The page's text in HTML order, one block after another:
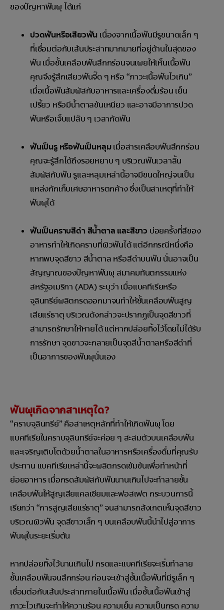
ของปัญหาฟันผุ ได้แก่
ปวดฟันหรือเสียวฟัน เนื่องจากเนื้อฟันมีรูขนาดเล็ก ๆ
ที่เชื่อมต่อกับเส้นประสาทมากมายที่อยู่ด้านในสุดของ
ฟัน เมื่อชั้นเคลือบฟันสึกกร่อนจนเผยให้เห็นเนื้อฟัน
คุณจึงรู้สึกเสียวฟันจี๊ด ๆ หรือ “ภาวะเนื้อฟันไวเกิน”
เมื่อเนื้อฟันสัมผัสกับอาหารและเครื่องดื่มร้อน เย็น
เปรี้ยว หรือมีน้ำตาลข้นเหนียว และอาจมีอาการปวด
ฟันหรือเจ็บแปล๊บ ๆ เวลากัดฟัน
ฟันเป็นรู หรือฟันเป็นหลุมเมื่อสารเคลือบฟันสึกกร่อน
คุณจะรู้สึกได้ถึงรอยหยาบ ๆ บริเวณฟันเวลาลิ้น
สัมผัสกับฟัน รูและหลุมเหล่านี้อาจมีขนดใหญ่จนเป็น
แหล่งกักเก็บเศษอาหารตกค้าง ซึ่งเป็นสาเหตุที่ทำให้
ฟันผุได้
ฟันเป็นคราบสีดำ สีน้ำตาล และสีขาว บ่อยครั้งที่สีของ
อาหารทำให้เกิดคราบที่ผิวฟันได้ แต่อีกกรณีหนึ่งคือ
หากพบจุดสีขาว สีน้ำตาล หรือสีดำบนฟัน นั่นอาจเป็น
สัญญาณของปัญหาฟันผุ สมาคมทันตกรรมแห่ง
สหรัฐอเมริกา (ADA) ระบุว่า เมื่อแบคทีเรียหรือ
จุลินทรีย์ผลิตกรดออกมาจนทำให้ชั้นเคลือบฟันสูญ
เสียแร่ธาตุ บริเวณดังกล่าวจะปรากฏเป็นจุดสีขาวที่
สามารถรักษาให้หายได้ แต่หากปล่อยทิ้งไว้โดยไม่ได้รับ
การรักษา จุดขาวจะกลายเป็นจุดสีน้ำตาลหรือสีดำที่
เป็นอาการของฟันผุนั่นเอง
ฟันผุเกิดจากสาเหตุใด?
“คราบจุลินทรีย์” คือสาเหตุหลักที่ทำให้เกิดฟันผุ โดย
แบคทีเรียในคราบจุลินทรีย์จะค่อย ๆ สะสมตัวบนเคลือบฟัน
และเจริญเติบโตด้วยน้ำตาลในอาหารหรือเครื่องดื่มที่คุณรับ
ประทาน แบคทีเรียเหล่านี้จะผลิตกรดเข้มข้นเพื่อทำหน้าที่
ย่อยอาหาร เมื่อกรดสัมผัสกับฟันนานเกินไปจะทำลายชั้น
เคลือบฟันให้สูญเสียแคลเซียมและฟอสเฟต กระบวนการนี้
เรียกว่า “การสูญเสียแร่ธาตุ” จนสามารถสังเกตเห็นจุดสีขาว
บริเวณผิวฟัน จุดสีขาวเล็ก ๆ บนเคลือบฟันนี้นำไปสู่อาการ
ฟันผุในระยะเริ่มต้น
หากปล่อยทิ้งไว้นานเกินไป กรดและแบคทีเรียจะเริ่มทำลาย
ชั้นเคลือบฟันจนสึกกร่อน ก่อนจะเข้าสู่ชั้นเนื้อฟันที่มีรูเล็ก ๆ
เชื่อมต่อกับเส้นประสาทภายในเนื้อฟัน เมื่อชั้นเนื้อฟันเข้าสู่
ภาวะไวเกินจะทำให้ความร้อน ความเย็น ความเป็นกรด ความ